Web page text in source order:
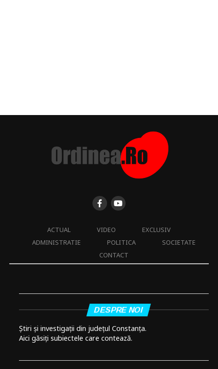
ACTUAL VIDEO
EXCLUSIV
ADMINISTRATIE
POLITICA
SOCIETATE
CONTACT
DESPRE NOI
Știri și investigații din județul Constanța.
Aici găsiți subiectele care contează.